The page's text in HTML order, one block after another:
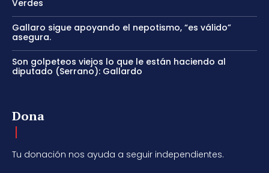
Verdes
Gallaro sigue apoyando el nepotismo, “es válido”
asegura.
Son golpeteos viejos lo que le están haciendo al
diputado (Serrano): Gallardo
Dona
Tu donación nos ayuda a seguir independientes.